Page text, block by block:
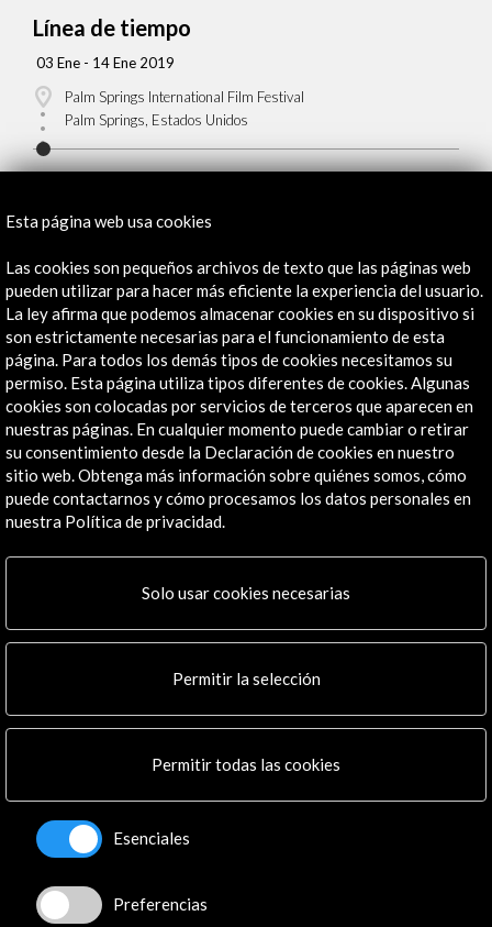
Línea de tiempo
03 Ene - 14 Ene 2019
Palm Springs International Film Festival
Palm Springs, Estados Unidos
Recibe las últimas NOVEDADES
Suscríbete a nuestro boletín digital Ver último boletín
AC/E
Contacta
info@accioncultural.es
+34 91 700 4000
José Abascal, 4 - 4º
Explora
Institucional
Actividades
Esta página web usa cookies
Las cookies son pequeños archivos de texto que las páginas web
pueden utilizar para hacer más eficiente la experiencia del usuario.
La ley afirma que podemos almacenar cookies en su dispositivo si
son estrictamente necesarias para el funcionamiento de esta
página. Para todos los demás tipos de cookies necesitamos su
permiso. Esta página utiliza tipos diferentes de cookies. Algunas
cookies son colocadas por servicios de terceros que aparecen en
nuestras páginas. En cualquier momento puede cambiar o retirar
su consentimiento desde la Declaración de cookies en nuestro
sitio web. Obtenga más información sobre quiénes somos, cómo
puede contactarnos y cómo procesamos los datos personales en
nuestra Política de privacidad.
Solo usar cookies necesarias
Permitir la selección
Permitir todas las cookies
Esenciales
Preferencias